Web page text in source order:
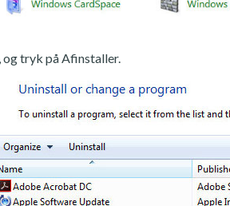
og tryk på Afinstaller.